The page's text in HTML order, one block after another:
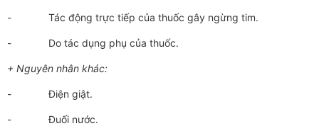
- Tác động trực tiếp của thuốc gây ngừng tim.
- Do tác dụng phụ của thuốc.
+ Nguyên nhân khác:
- Điện giật.
- Đuối nước.